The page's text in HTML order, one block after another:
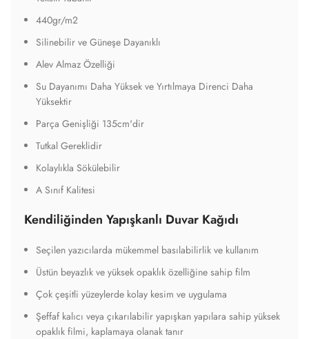
440gr/m2
Silinebilir ve Güneşe Dayanıklı
Alev Almaz Özelliği
Su Dayanımı Daha Yüksek ve Yırtılmaya Direnci Daha
Yüksektir
Parça Genişliği 135cm'dir
Tutkal Gereklidir
Kolaylıkla Sökülebilir
A Sınıf Kalitesi
Kendiliğinden Yapışkanlı Duvar Kağıdı
Seçilen yazıcılarda mükemmel basılabilirlik ve kullanım
Üstün beyazlık ve yüksek opaklık özelliğine sahip film
Çok çeşitli yüzeylerde kolay kesim ve uygulama
Şeffaf kalıcı veya çıkarılabilir yapışkan yapılara sahip yüksek
opaklık filmi, kaplamaya olanak tanır